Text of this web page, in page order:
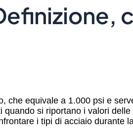
che equivale a 1.000 psi e
si riportano i valori
i tipi di acciaio durante